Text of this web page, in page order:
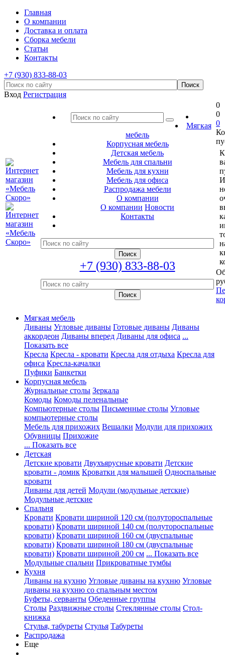
Главная
О компании
Доставка и оплата
Сборка мебели
Статьи
Контакты
+7 (930) 833-88-03
Вход Регистрация
Мягкая
мебель
Корпусная мебель
Детская мебель
Мебель для спальни
Мебель для кухни
Мебель для офиса
Распродажа мебели
О компании
О компании Новости
Контакты
+7 (930) 833-88-03
0
0
0
Мягкая мебель
Диваны Угловые диваны Готовые диваны Диваны
аккордеон Диваны вперед Диваны для офиса ...
Показать все
Кресла Кресла - кровати Кресла для отдыха Кресла для
офиса Кресла-качалки
Пуфики Банкетки
Корпусная мебель
Журнальные столы Зеркала
Комоды Комоды пеленальные
Компьютерные столы Письменные столы Угловые
компьютерные столы
Мебель для прихожих Вешалки Модули для прихожих
Обувницы Прихожие
... Показать все
Детская
Детские кровати Двухъярусные кровати Детские
кровати - домик Кроватки для малышей Односпальные
кровати
Диваны для детей Модули (модульные детские)
Модульные детские
Спальня
Кровати Кровати шириной 120 см (полутороспальные
кровати) Кровати шириной 140 см (полутороспальные
кровати) Кровати шириной 160 см (двуспальные
кровати) Кровати шириной 180 см (двуспальные
кровати) Кровати шириной 200 см ... Показать все
Модульные спальни Прикроватные тумбы
Кухня
Диваны на кухню Угловые диваны на кухню Угловые
диваны на кухню со спальным местом
Буфеты, серванты Обеденные группы
Столы Раздвижные столы Стеклянные столы Стол-
книжка
Стулья, табуреты Стулья Табуреты
Распродажа
Еще